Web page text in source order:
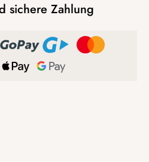
sichere Zahlung